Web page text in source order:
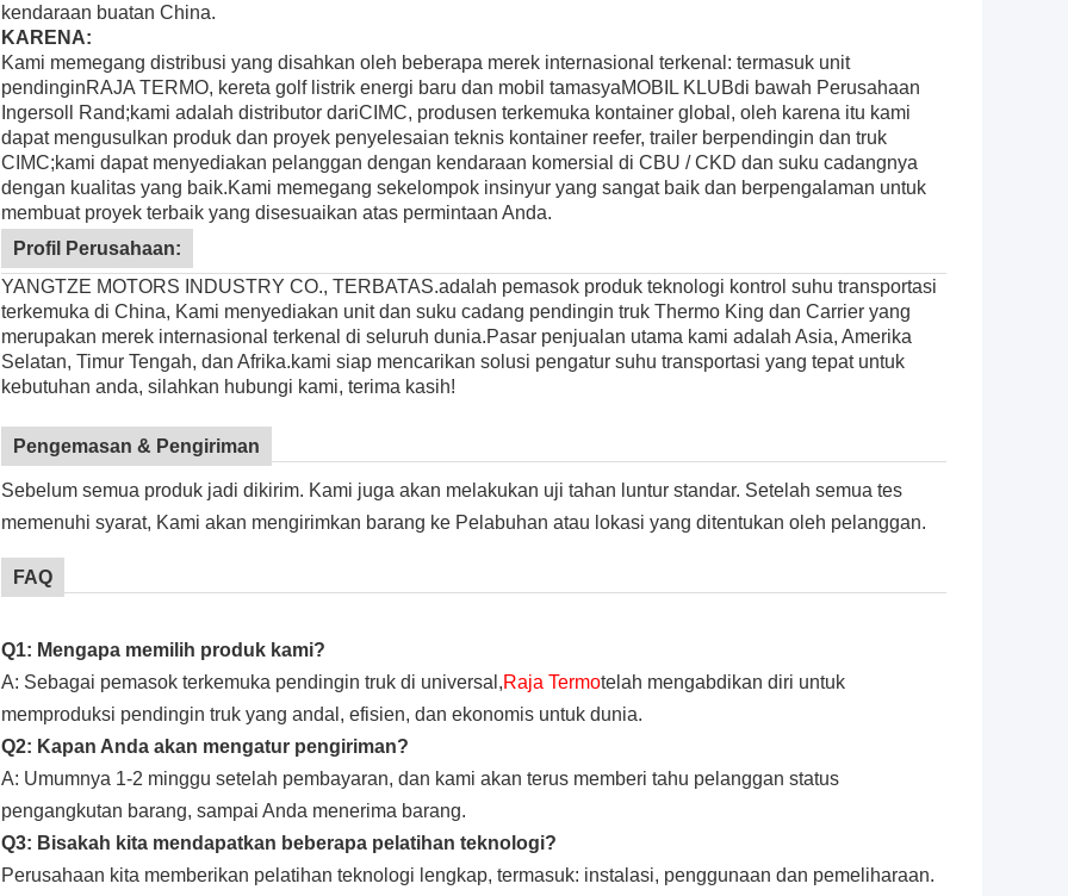
kendaraan buatan China.
KARENA:
Kami memegang distribusi yang disahkan oleh beberapa merek internasional terkenal: termasuk unit
pendinginRAJA TERMO, kereta golf listrik energi baru dan mobil tamasyaMOBIL KLUBdi bawah Perusahaan
Ingersoll Rand;kami adalah distributor dariCIMC, produsen terkemuka kontainer global, oleh karena itu kami
dapat mengusulkan produk dan proyek penyelesaian teknis kontainer reefer, trailer berpendingin dan truk
CIMC;kami dapat menyediakan pelanggan dengan kendaraan komersial di CBU / CKD dan suku cadangnya
dengan kualitas yang baik.Kami memegang sekelompok insinyur yang sangat baik dan berpengalaman untuk
membuat proyek terbaik yang disesuaikan atas permintaan Anda.
Profil Perusahaan:
YANGTZE MOTORS INDUSTRY CO., TERBATAS.adalah pemasok produk teknologi kontrol suhu transportasi
terkemuka di China, Kami menyediakan unit dan suku cadang pendingin truk Thermo King dan Carrier yang
merupakan merek internasional terkenal di seluruh dunia.Pasar penjualan utama kami adalah Asia, Amerika
Selatan, Timur Tengah, dan Afrika.kami siap mencarikan solusi pengatur suhu transportasi yang tepat untuk
kebutuhan anda, silahkan hubungi kami, terima kasih!
Pengemasan & Pengiriman
Sebelum semua produk jadi dikirim. Kami juga akan melakukan uji tahan luntur standar. Setelah semua tes
memenuhi syarat, Kami akan mengirimkan barang ke Pelabuhan atau lokasi yang ditentukan oleh pelanggan.
FAQ
Q1: Mengapa memilih produk kami?
A: Sebagai pemasok terkemuka pendingin truk di universal,Raja Termotelah mengabdikan diri untuk
memproduksi pendingin truk yang andal, efisien, dan ekonomis untuk dunia.
Q2: Kapan Anda akan mengatur pengiriman?
A: Umumnya 1-2 minggu setelah pembayaran, dan kami akan terus memberi tahu pelanggan status
pengangkutan barang, sampai Anda menerima barang.
Q3: Bisakah kita mendapatkan beberapa pelatihan teknologi?
Perusahaan kita memberikan pelatihan teknologi lengkap, termasuk: instalasi, penggunaan dan pemeliharaan.